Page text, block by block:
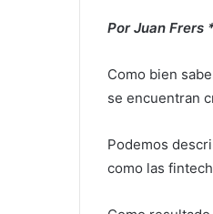
Por Juan Frers
Como bien
se encuentran
Podemos
como las